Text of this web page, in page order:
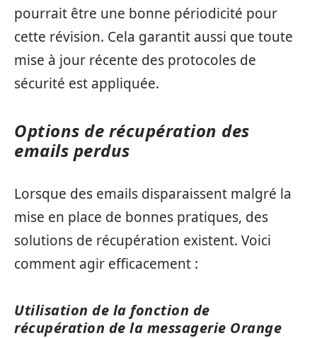
pourrait être une bonne périodicité pour
cette révision. Cela garantit aussi que toute
mise à jour récente des protocoles de
sécurité est appliquée.
Options de récupération des
emails perdus
Lorsque des emails disparaissent malgré la
mise en place de bonnes pratiques, des
solutions de récupération existent. Voici
comment agir efficacement :
Utilisation de la fonction de
récupération de la messagerie Orange